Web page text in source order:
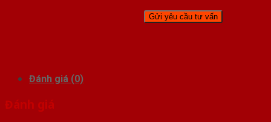
Đánh giá (0)
Đánh giá